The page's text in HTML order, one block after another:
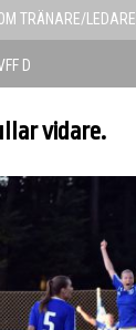
TRÄNARE/LEDARE
D
vidare.